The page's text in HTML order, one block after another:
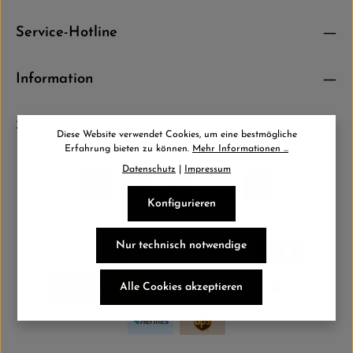
Ich habe dieDatenschutzbestimmungen
Die mit einem Stern (*) markierten Felder sind Pflichtfelder.
Service-Hotline
Information
Service
Diese Website verwendet Cookies, um eine bestmögliche
Erfahrung bieten zu können. Mehr Informationen ...
Datenschutz Impressum
Nur technisch notwendige
Konfigurieren
Alle Cookies akzeptieren